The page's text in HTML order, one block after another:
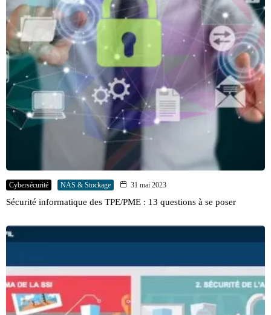
Cybersécurité NAS & Stockage 31 mai 2023
Sécurité informatique des TPE/PME : 13 questions à se poser